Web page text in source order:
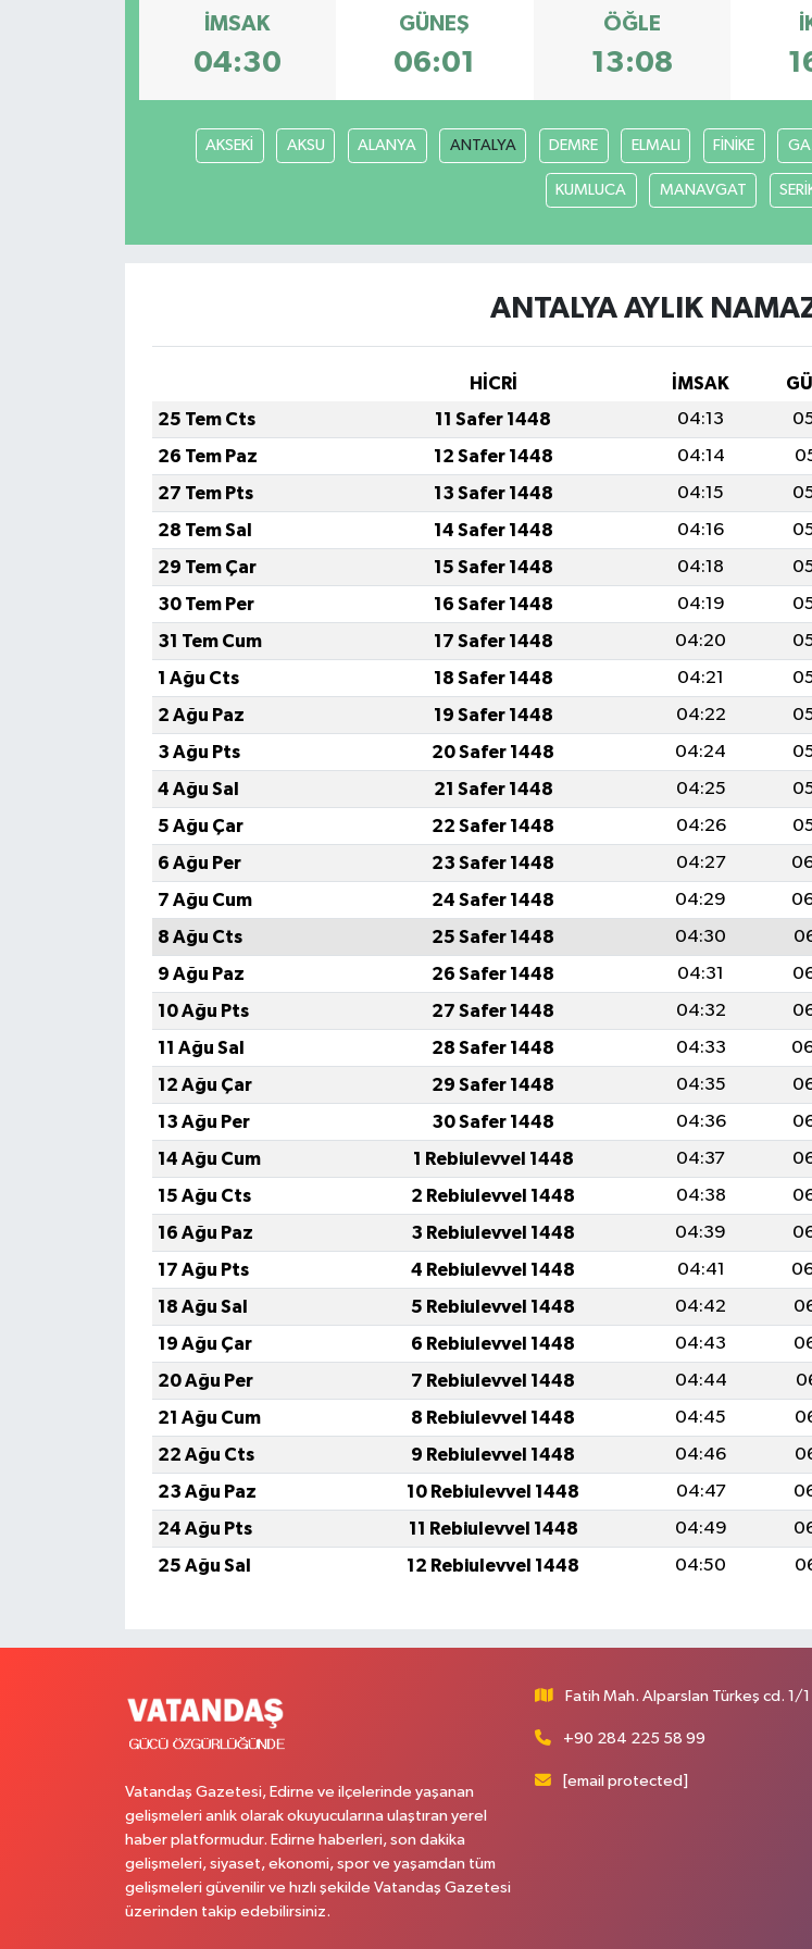
İMSAK
04:30
GÜNEŞ
06:01
ÖĞLE
13:08
AKSEKİ AKSU ALANYA ANTALYA DEMRE ELMALI FİNİKE
KUMLUCA MANAVGAT
ANTALYA AYLIK
HİCRİ İMSAK
25 Tem Cts
11 Safer 1448 04:13
26 Tem Paz
12 Safer 1448 04:14
27 Tem Pts
13 Safer 1448 04:15
28 Tem Sal
14 Safer 1448 04:16
29 Tem Çar
15 Safer 1448 04:18
30 Tem Per
16 Safer 1448 04:19
31 Tem Cum
17 Safer 1448 04:20
1 Ağu Cts
18 Safer 1448 04:21
2 Ağu Paz
19 Safer 1448 04:22
3 Ağu Pts
20 Safer 1448 04:24
4 Ağu Sal
21 Safer 1448 04:25
5 Ağu Çar
22 Safer 1448 04:26
6 Ağu Per
23 Safer 1448 04:27
7 Ağu Cum
24 Safer 1448 04:29
8 Ağu Cts
25 Safer 1448 04:30
9 Ağu Paz
26 Safer 1448 04:31
10 Ağu Pts
27 Safer 1448 04:32
11 Ağu Sal
28 Safer 1448 04:33
12 Ağu Çar
29 Safer 1448 04:35
13 Ağu Per
30 Safer 1448 04:36
14 Ağu Cum
1 Rebiulevvel 1448 04:37
15 Ağu Cts
2 Rebiulevvel 1448 04:38
16 Ağu Paz
3 Rebiulevvel 1448 04:39
17 Ağu Pts
4 Rebiulevvel 1448 04:41
18 Ağu Sal
5 Rebiulevvel 1448 04:42
19 Ağu Çar
6 Rebiulevvel 1448 04:43
20 Ağu Per
7 Rebiulevvel 1448 04:44
21 Ağu Cum
8 Rebiulevvel 1448 04:45
22 Ağu Cts
9 Rebiulevvel 1448 04:46
23 Ağu Paz
10 Rebiulevvel 1448 04:47
24 Ağu Pts
11 Rebiulevvel 1448 04:49
25 Ağu Sal
12 Rebiulevvel 1448 04:50
Vatandaş Gazetesi, Edirne ve ilçelerinde yaşanan
gelişmeleri anlık olarak okuyucularına ulaştıran yerel
haber platformudur. Edirne haberleri, son dakika
gelişmeleri, siyaset, ekonomi, spor ve yaşamdan tüm
gelişmeleri güvenilir ve hızlı şekilde Vatandaş Gazetesi
üzerinden takip edebilirsiniz.
Fatih Mah. Alparslan Türkeş cd. 1/
+90 284 225 58 99
[email protected]